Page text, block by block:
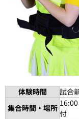
体験時間
試合
集合時間・場所
付